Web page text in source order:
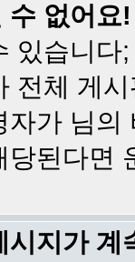
수 없어요!
있습니
전체 게
가 님
당된다면
시지가 계